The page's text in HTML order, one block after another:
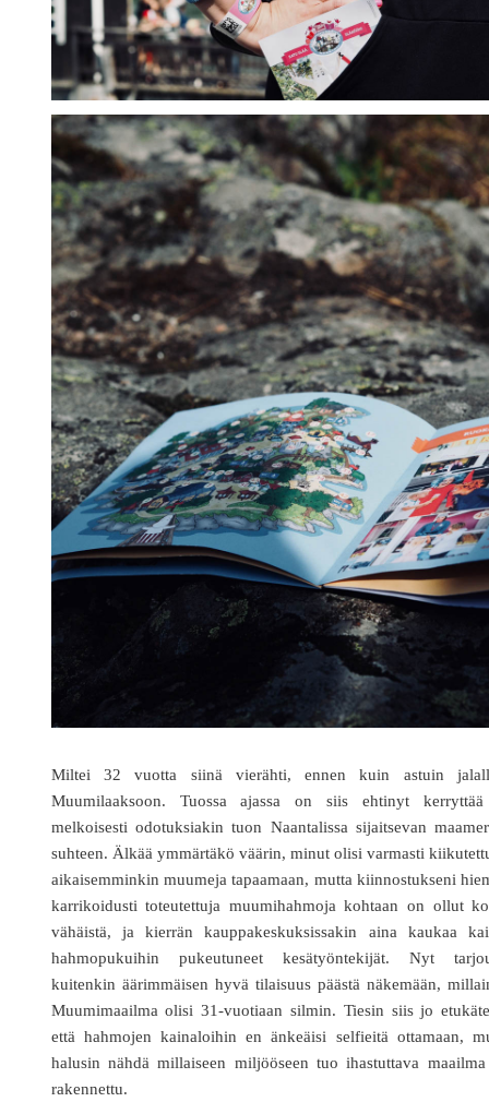
Miltei 32 vuotta siinä vierähti, ennen kuin astuin
Muumilaaksoon. Tuossa ajassa on siis ehtinyt
melkoisesti odotuksiakin tuon Naantalissa sijaitsevan
suhteen. Älkää ymmärtäkö väärin, minut olisi varmasti
aikaisemminkin muumeja tapaamaan, mutta kiinnostukseni
karrikoidusti toteutettuja muumihahmoja kohtaan on ollut
vähäistä, ja kierrän kauppakeskuksissakin aina kaukaa
hahmopukuihin pukeutuneet kesätyöntekijät. Nyt
kuitenkin äärimmäisen hyvä tilaisuus päästä näkemään,
Muumimaailma olisi 31-vuotiaan silmin. Tiesin siis jo
että hahmojen kainaloihin en änkeäisi selfieitä ottamaan,
halusin nähdä millaiseen miljööseen tuo ihastuttava
rakennettu.